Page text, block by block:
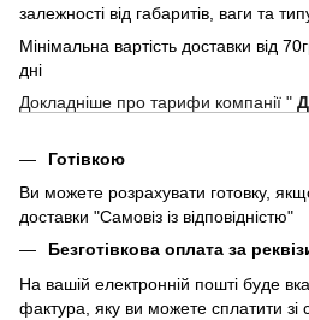
залежності від габаритів, ваги та
Мінімальна вартість доставки від
дні
Докладніше про тарифи компанії "
Готівкою
Ви можете розрахувати готовку,
доставки "Самовіз із відповідністю"
Безготівкова оплата за
На вашій електронній пошті буде
фактура, яку ви можете сплатити зі